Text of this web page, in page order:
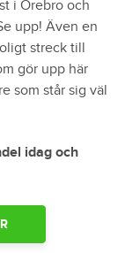
i Örebro och
upp! Även en
streck till
gör upp här
som står sig väl
idag och